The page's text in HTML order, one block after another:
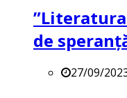
de
27/09/